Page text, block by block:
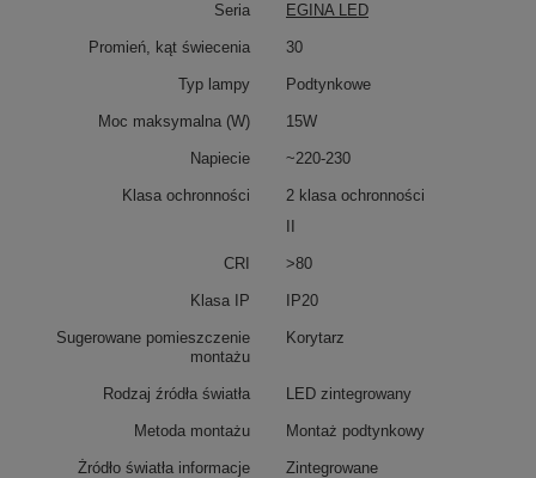
Seria EGINA LED
Promień, kąt świecenia 30
Typ lampy Podtynkowe
Moc maksymalna (W) 15W
Napiecie ~220-230
Klasa ochronności
2 klasa ochronności
CRI >80
Klasa IP IP20
Sugerowane pomieszczenie
montażu
Korytarz
Rodzaj źródła światła LED zintegrowany
Metoda montażu Montaż podtynkowy
Żródło światła informacje Zintegrowane